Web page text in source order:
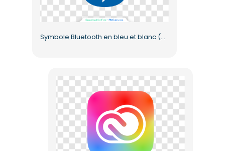
Symbole Bluetooth en bleu et blanc (PNG gratuit)